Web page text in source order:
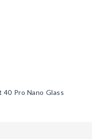
Pro Nano Glass